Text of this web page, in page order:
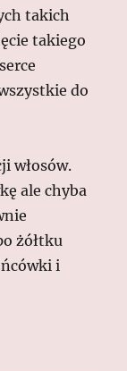
takich
takiego
do
włosów.
ale chyba
żółtku
i